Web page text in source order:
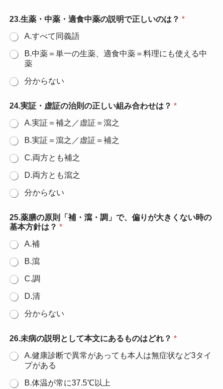
23.生薬・中薬・適食中薬の説明で正しいのは？ *
A.すべて同義語
B.中薬＝単一の生薬、適食中薬＝料理にも使える中
薬
分からない
24.実証・虚証の治則の正しい組み合わせは？ *
A.実証＝補之／虚証＝瀉之
B.実証＝瀉之／虚証＝補之
C.両方とも補之
D.両方とも瀉之
分からない
25.薬膳の原則「補・瀉・調」で、偏りが大きくない時の
基本方針は？ *
A.補
B.瀉
C.調
D.清
分からない
26.未病の説明として本文にあるものはどれ？ *
A.健康診断で異常があっても本人は無症状など3タイ
プがある
B.体温が常に37.5℃以上